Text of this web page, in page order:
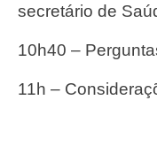
secretário de
10h40 –
11h –